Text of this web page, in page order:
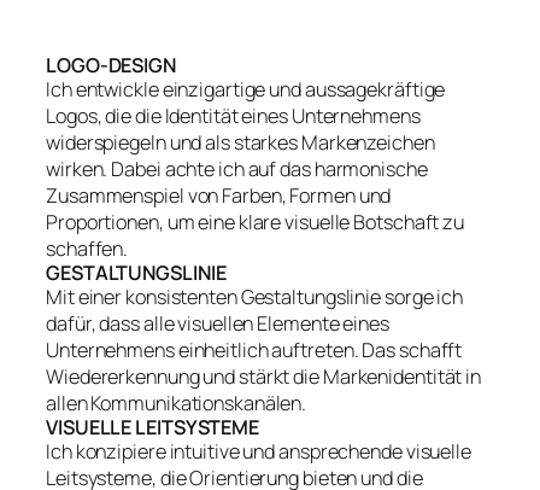
LOGO-DESIGN
Ich entwickle einzigartige und aussagekräftige
Logos, die die Identität eines Unternehmens
widerspiegeln und als starkes Markenzeichen
wirken. Dabei achte ich auf das harmonische
Zusammenspiel von Farben, Formen und
Proportionen, um eine klare visuelle Botschaft zu
schaffen.
GESTALTUNGSLINIE
Mit einer konsistenten Gestaltungslinie sorge ich
dafür, dass alle visuellen Elemente eines
Unternehmens einheitlich auftreten. Das schafft
Wiedererkennung und stärkt die Markenidentität in
allen Kommunikationskanälen.
VISUELLE LEITSYSTEME
Ich konzipiere intuitive und ansprechende visuelle
Leitsysteme, die Orientierung bieten und die